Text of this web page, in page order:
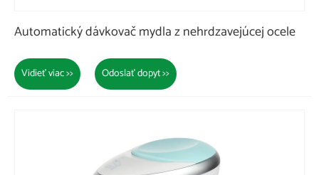
Automatický dávkovač mydla z nehrdzavejúcej ocele
Vidieť viac >> Odoslať dopyt >>